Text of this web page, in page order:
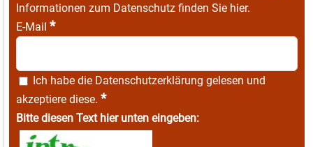
Informationen zum Datenschutz finden Sie hier.
E-Mail *
Ich habe die Datenschutzerklärung gelesen und
akzeptiere diese. *
Bitte diesen Text hier unten eingeben: